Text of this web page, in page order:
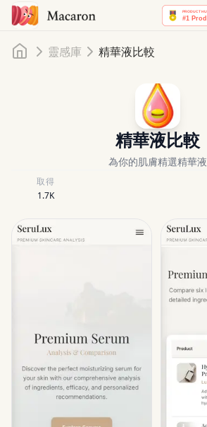
首頁靈感庫 精華液比較
精華液比較
為你的肌膚精選精華液
取得
1.7K